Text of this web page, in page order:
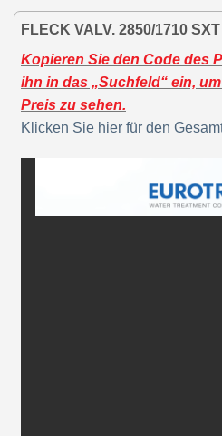
FLECK VALV. 2850/1710
Kopieren Sie den Code des
ihn in das „Suchfeld“ ein,
Preis zu sehen.
Klicken Sie hier für den